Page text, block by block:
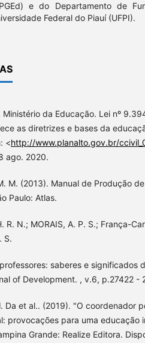
e do Departamento de
Federal do Piauí (UFPI).
Ministério da Educação. Lei nº
as diretrizes e bases da
<http://www.planalto.gov.br/
ago. 2020.
M. (2013). Manual de Produção
Paulo: Atlas.
R. N.; MORAIS, A. P. S.; França-
S.
saberes e significados
of Development. , v.6, p.27422 -
Da et al.. (2019). "O coordenador
provocações para uma educação
Grande: Realize Editora.